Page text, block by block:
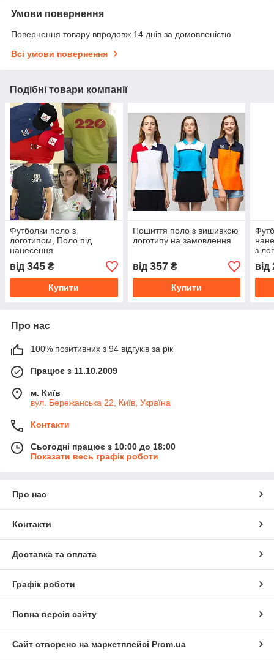
Умови повернення
Повернення товару впродовж 14 днів за домовленістю
Всі умови повернення
Подібні товари компанії
Футболки поло з
логотипом, Поло під
нанесення
від 345 ₴
Купити
Пошиття поло з вишивкою
логотипу на замовлення
від 357₴
Купити
з
від
Про нас
100% позитивних з 94 відгуків за рік
Працює з 11.10.2009
м. Київ
вул. Бережанська 22, Київ, Україна
Контакти
Сьогодні працює з 10:00 до 18:00
Показати весь графік роботи
Про нас
Контакти
Доставка та оплата
Графік роботи
Повна версія сайту
Сайт створено на маркетплейсі Prom.ua